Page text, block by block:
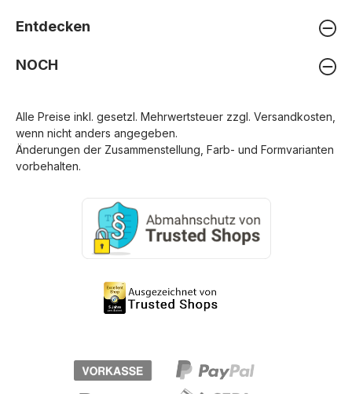
Entdecken
NOCH
Alle Preise inkl. gesetzl. Mehrwertsteuer zzgl. Versandkosten
wenn nicht anders angegeben.
Änderungen der Zusammenstellung, Farb- und Formvarianten
vorbehalten.